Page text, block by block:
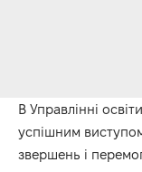
В Управлінні
успішним
звершень і